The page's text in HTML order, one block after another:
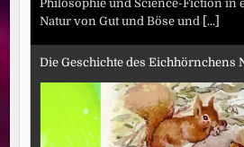
Philosophie und Science-Fiction in
Natur von Gut und Böse und [...]
Die Geschichte des Eichhörnchens